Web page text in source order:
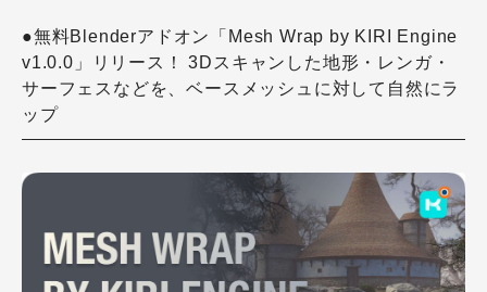
●無料Blenderアドオン「Mesh Wrap by KIRI Engine
v1.0.0」リリース！ 3Dスキャンした地形・レンガ・
サーフェスなどを、ベースメッシュに対して自然にラ
ップ